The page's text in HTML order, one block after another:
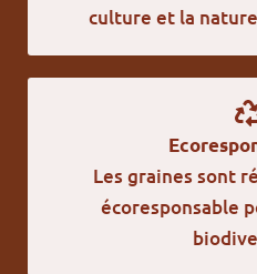
culture et la
Les graines sont
écoresponsable